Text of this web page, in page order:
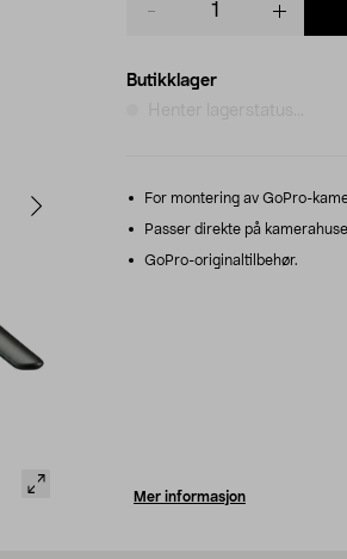
Butikklager
For montering av GoPro-
Passer direkte på
GoPro-originaltilbehør.
Mer informasjon